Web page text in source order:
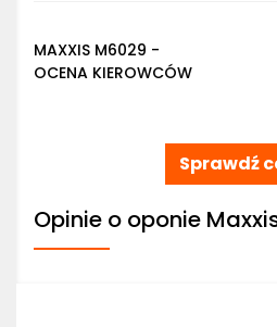
MAXXIS M6029 -
OCENA KIEROWCÓW
Sprawdź
Opinie o oponie